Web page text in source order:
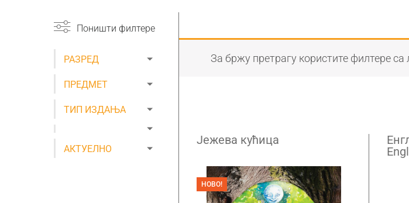
Поништи филтере
РАЗРЕД
ПРЕДМЕТ
ТИП ИЗДАЊА
АКТУЕЛНО
За бржу претрагу користите филтере
НОВО!
Јежева кућица